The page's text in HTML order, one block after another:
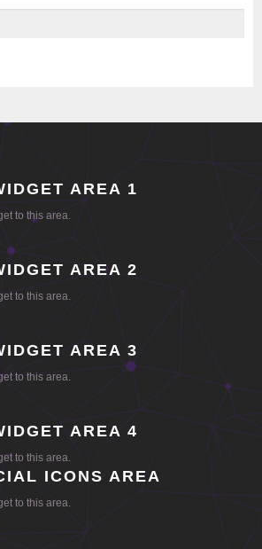
AREA 1
to this area.
AREA 2
to this area.
AREA 3
to this area.
AREA 4
to this area.
ICONS AREA
to this area.